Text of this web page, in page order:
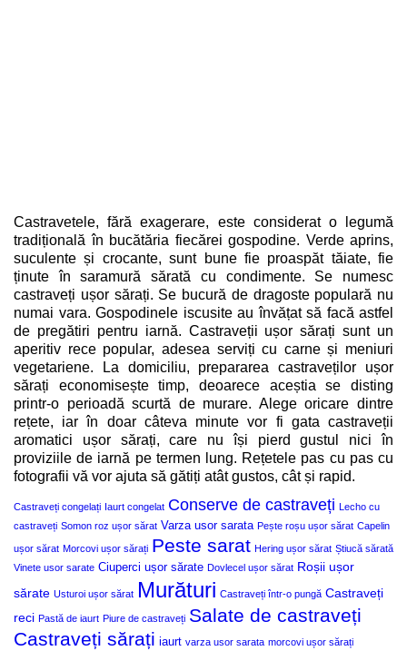
Castravetele, fără exagerare, este considerat o legumă
tradițională în bucătăria fiecărei gospodine. Verde aprins,
suculente și crocante, sunt bune fie proaspăt tăiate, fie
ținute în saramură sărată cu condimente. Se numesc
castraveți ușor sărați. Se bucură de dragoste populară nu
numai vara. Gospodinele iscusite au învățat să facă astfel
de pregătiri pentru iarnă. Castraveții ușor sărați sunt un
aperitiv rece popular, adesea serviți cu carne și meniuri
vegetariene. La domiciliu, prepararea castraveților ușor
sărați economisește timp, deoarece aceștia se disting
printr-o perioadă scurtă de murare. Alege oricare dintre
rețete, iar în doar câteva minute vor fi gata castraveții
aromatici ușor sărați, care nu își pierd gustul nici în
proviziile de iarnă pe termen lung. Rețetele pas cu pas cu
fotografii vă vor ajuta să gătiți atât gustos, cât și rapid.
Castraveți congelați Iaurt congelat Conserve de castraveți Lecho cu
castraveți Somon roz ușor sărat Varza usor sarata Pește roșu ușor sărat Capelin
ușor sărat Morcovi ușor sărați Peste sarat Hering ușor sărat Știucă sărată
Vinete usor sarate Ciuperci ușor sărate Dovlecel ușor sărat Roșii ușor
sărate Usturoi ușor sărat Murături Castraveți într-o pungă Castraveți
reci Pastă de iaurt Piure de castraveți Salate de castraveți
Castraveți sărați iaurt varza usor sarata morcovi ușor sărați